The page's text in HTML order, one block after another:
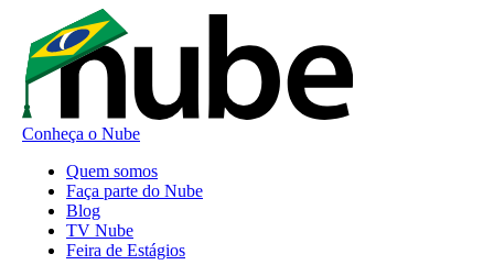
Conheça o Nube
Quem somos
Faça parte do Nube
Blog
TV Nube
Feira de Estágios